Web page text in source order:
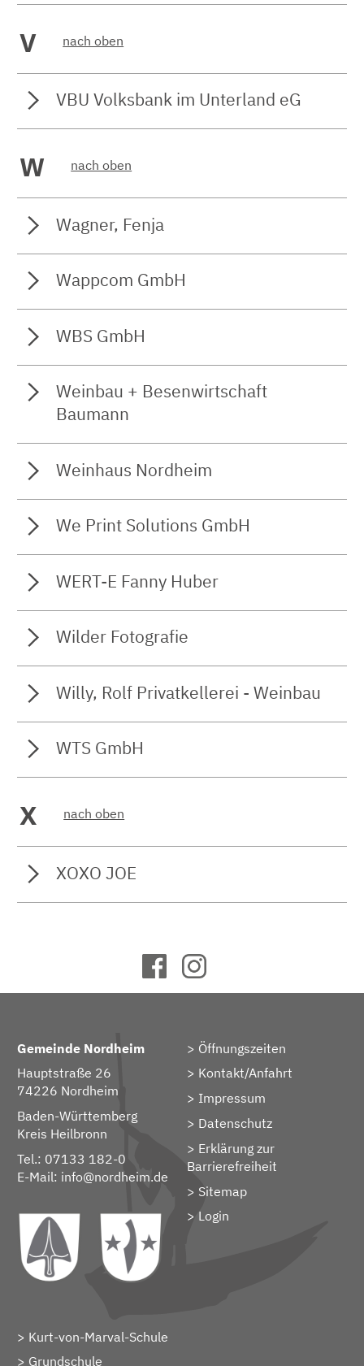
V nach oben
VBU Volksbank im Unterland eG
W nach oben
Wagner, Fenja
Wappcom GmbH
WBS GmbH
Weinbau + Besenwirtschaft
Baumann
Weinhaus Nordheim
We Print Solutions GmbH
WERT-E Fanny Huber
Wilder Fotografie
Willy, Rolf Privatkellerei - Weinbau
WTS GmbH
X nach oben
XOXO JOE
Gemeinde Nordheim
Hauptstraße 26
74226 Nordheim
Baden-Württemberg
Kreis Heilbronn
Tel.: 07133 182-0
E-Mail: info@nordheim.de
Öffnungszeiten
Kontakt/Anfahrt
Impressum
Datenschutz
Erklärung zur
Barrierefreiheit
Sitemap
> Login
Kurt-von-Marval-Schule
Grundschule